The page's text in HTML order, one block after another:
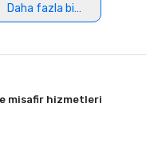
Group Stella Award
Daha fazla bilgi
misafir hizmetleri